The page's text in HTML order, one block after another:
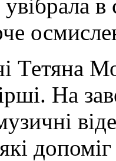
в
Тетяна
На